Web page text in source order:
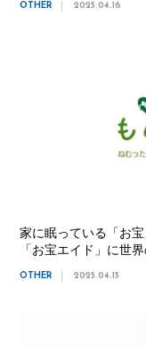
OTHER 2025.04.16
家に眠っている「お
「お宝エイド」に世
OTHER 2025.04.15